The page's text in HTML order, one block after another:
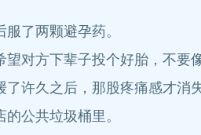
了两颗避孕药。
方下辈子投个好胎，不要
久之后，那股疼痛感才消
公共垃圾桶里。